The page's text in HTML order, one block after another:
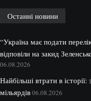
Останні новини
“Україна має подати
відповіли на закид
06.08.2026
Найбільші втрати в
мільярдів06.08.2026